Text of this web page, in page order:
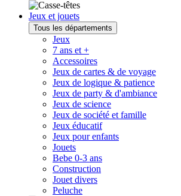
Jeux et jouets
Tous les départements
Jeux
7 ans et +
Accessoires
Jeux de cartes & de voyage
Jeux de logique & patience
Jeux de party & d'ambiance
Jeux de science
Jeux de société et famille
Jeux éducatif
Jeux pour enfants
Jouets
Bebe 0-3 ans
Construction
Jouet divers
Peluche